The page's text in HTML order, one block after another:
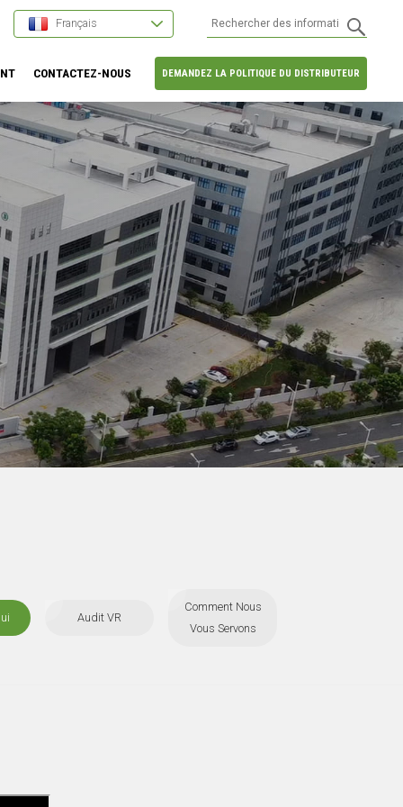
Français
DEMANDEZ LA POLITIQUE DU DISTRIBUTEUR
CONTACTEZ-NOUS
Audit VR
Comment Nous
Vous Servons